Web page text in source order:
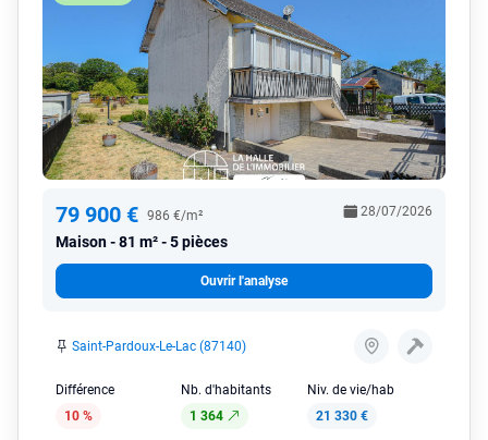
79 900 € 986 €/m²
Maison 81 m² - 5 pièces
28/07/2026
Ouvrir l'analyse
Saint-Pardoux-Le-Lac (87140)
Différence
10 %
Nb. d'habitants
1 364
Niv. de vie/hab
21 330 €